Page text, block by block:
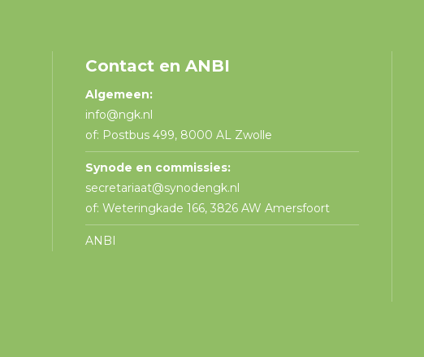
Contact en ANBI
Algemeen:
info@ngk.nl
of: Postbus 499, 8000 AL Zwolle
Synode en commissies:
secretariaat@synodengk.nl
of: Weteringkade 166, 3826 AW Amersfoort
ANBI